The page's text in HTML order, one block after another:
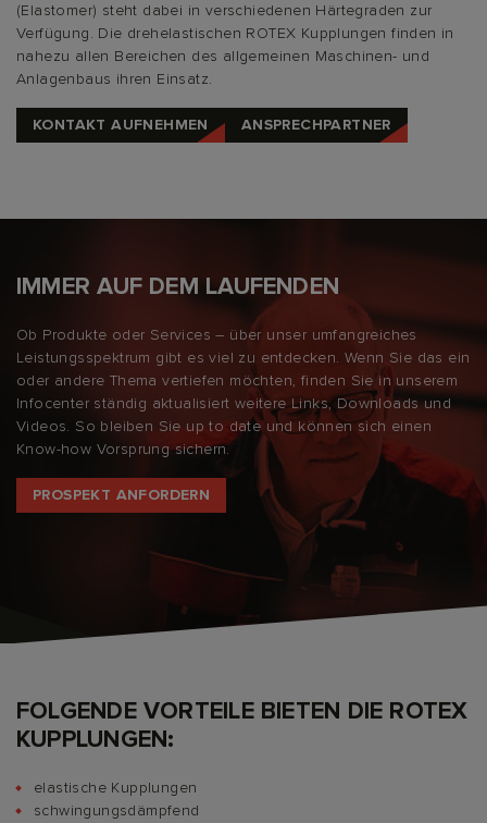
(Elastomer) steht dabei in verschiedenen Härtegraden zur
Verfügung. Die drehelastischen ROTEX Kupplungen finden in
nahezu allen Bereichen des allgemeinen Maschinen- und
Anlagenbaus ihren Einsatz.
KONTAKT AUFNEHMEN ANSPRECHPARTNER
IMMER AUF DEM LAUFENDEN
Ob Produkte oder Services – über unser umfangreiches
Leistungsspektrum gibt es viel zu entdecken. Wenn Sie das ein
oder andere Thema vertiefen möchten, finden Sie in unserem
Infocenter ständig aktualisiert weitere Links, Downloads und
Videos. So bleiben Sie up to date und können sich einen
Know-how Vorsprung sichern.
PROSPEKT ANFORDERN
FOLGENDE VORTEILE BIETEN DIE ROTEX
KUPPLUNGEN:
elastische Kupplungen
schwingungsdämpfend